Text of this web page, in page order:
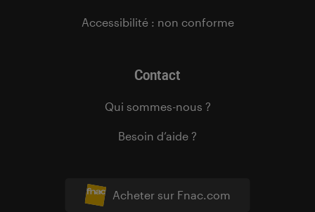
Acheter sur Fnac.com
Accessibilité : non conforme
Contact
Qui sommes-nous ?
Besoin d’aide ?